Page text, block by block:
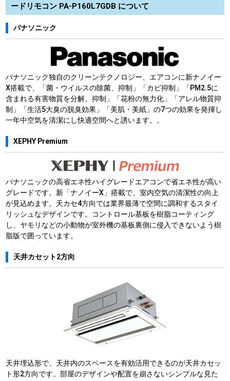
ードリモコン PA-P160L7GDB について
パナソニック
パナソニック独自のクリーンテクノロジー、エアコンに新ナノイー
X搭載で、「菌・ウイルスの除菌、抑制」「カビ抑制」「PM2.5に
含まれる有害物質を分解、抑制」「花粉の無力化」「アレル物質抑
制」「生活5大臭の脱臭効果」「美肌・美紙」の7つの効果を発揮し
一年中空気を清潔にし快適空間へと誘います。。
XEPHY Premium
パナソニックの高省エネ性ハイグレードエアコンで省エネ性が高い
グレードです。新「ナノイーX」搭載で、室内空気の清潔性の向上
が見込めます。天カセ4方向では業界最薄で空間に調和するスタイ
リッシュなデザインです。コントロール基板を樹脂コーティング
し、ヤモリなどの小動物が室外機の基板裏側に侵入できないよう樹
脂版で囲っています。
天井カセット2方向
天井埋込形で、天井内のスペースを有効活用できるのが天井カセッ
ト形2方向です。部屋のデザインや配置を崩さないシンプルな見た